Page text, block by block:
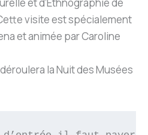
visite est spécialement
et animée par Caroline
la Nuit des Musées